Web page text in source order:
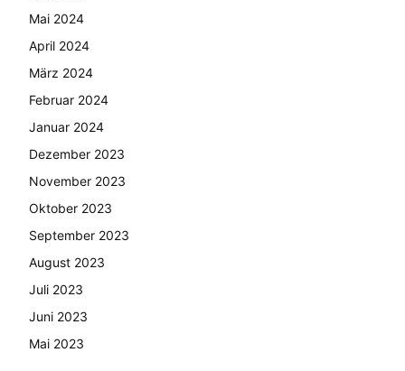
Mai 2024
April 2024
März 2024
Februar 2024
Januar 2024
Dezember 2023
November 2023
Oktober 2023
September 2023
August 2023
Juli 2023
Juni 2023
Mai 2023